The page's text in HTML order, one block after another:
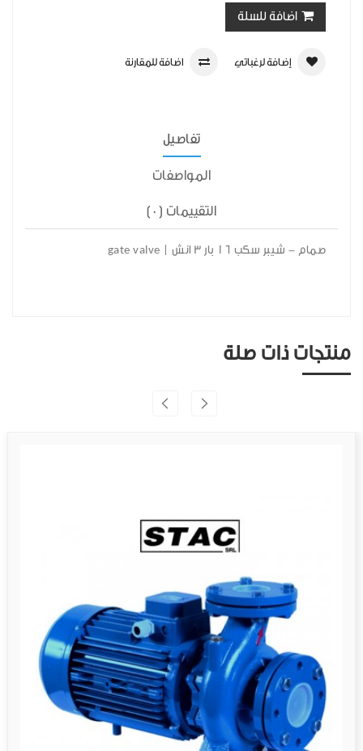
اضافة للسلة
إضافة لرغباتي اضافة للمقارنة
تفاصيل
المواصفات
التقييمات (0)
صمام - شيبر سكب 16 بار 3 انش | gate valve
منتجات ذات صلة